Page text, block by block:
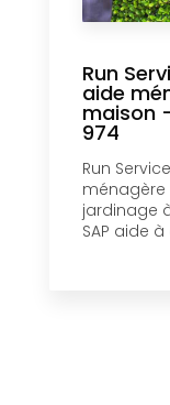
Run
aide
maison
974
Run
jardinage
SAP aide